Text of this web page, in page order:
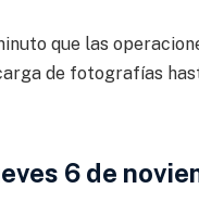
que las
de fotografías
6 de